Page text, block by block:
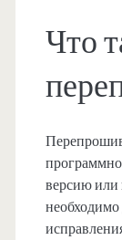
Что
версию или